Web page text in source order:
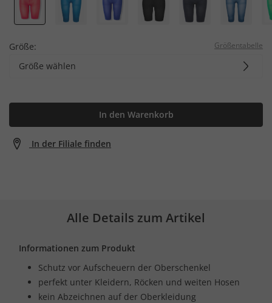
Größe: Größentabelle
Größe wählen
In den Warenkorb
In der Filiale finden
Alle Details zum Artikel
Informationen zum Produkt
Schutz vor Aufscheuern der Oberschenkel
perfekt unter Kleidern, Röcken und weiten Hosen
kein Abzeichnen auf der Oberkleidung